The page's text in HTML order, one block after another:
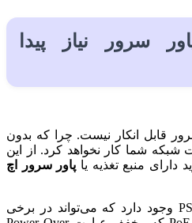
سرور نیاز پیدا
قابل انکار نیست. چرا که بدون
شبکه شما کار نخواهد کرد. از این
منبع تغذیه یا پاور سرور اچ
با این حال، جایگزینی برای PSU وجود دارد که می‌تواند در برخی